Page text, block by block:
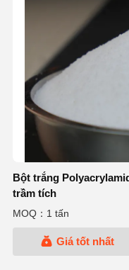
Bột trắng
trầm tích
MOQ：1 tấn
Giá tốt nhất